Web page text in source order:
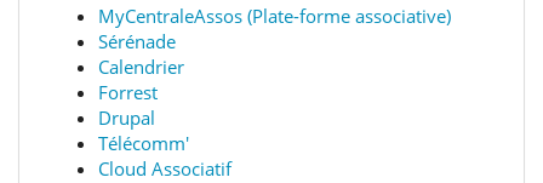
MyCentraleAssos (Plate-forme associative)
Sérénade
Calendrier
Forrest
Drupal
Télécomm'
Cloud Associatif